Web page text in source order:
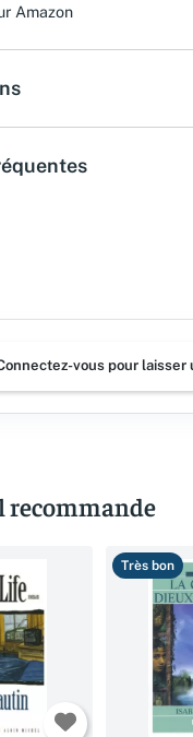
Amazon
vous pour laisser
recommande
Très bon